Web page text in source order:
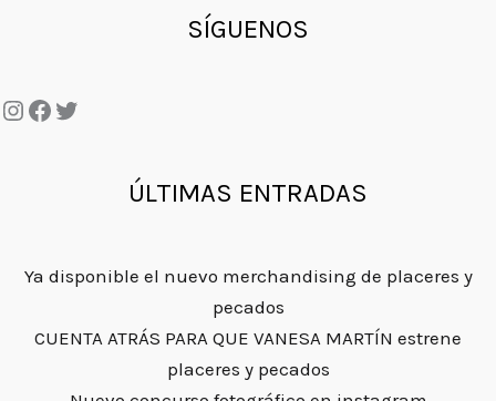
SÍGUENOS
ÚLTIMAS ENTRADAS
Ya disponible el nuevo merchandising de placeres y
pecados
CUENTA ATRÁS PARA QUE VANESA MARTÍN estrene
placeres y pecados